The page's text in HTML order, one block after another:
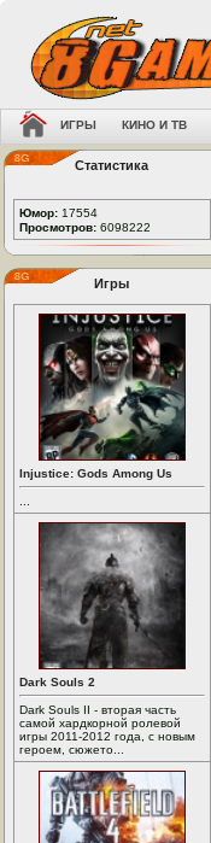
ИГРЫ КИНО И ТВ
Статистика
Юмор: 17554
Просмотров: 6098222
Игры
Injustice: Gods Among Us
Dark Souls 2
Dark Souls II - вторая часть
самой хардкорной ролевой
игры 2011-2012 года, с новым
героем, сюжето...